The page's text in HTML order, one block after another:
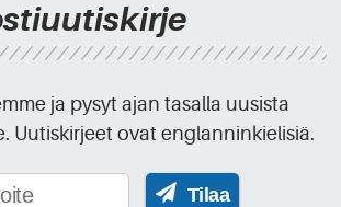
ja pysyt ajan tasalla uusista
Uutiskirjeet ovat englanninkielisiä.
Tilaa